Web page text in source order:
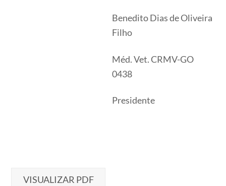
Benedito Dias de Oliveira
Filho
Méd. Vet. CRMV-GO
0438
Presidente
VISUALIZAR PDF